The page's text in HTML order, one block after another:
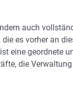
auch
es vorher an
eine geordnete
die